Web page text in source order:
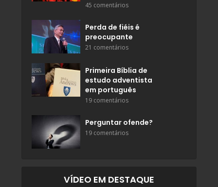
45 comentários
Perda de fiéis é
preocupante
21 comentários
Primeira Bíblia de
estudo adventista
em português
19 comentários
Perguntar ofende?
19 comentários
VÍDEO EM DESTAQUE